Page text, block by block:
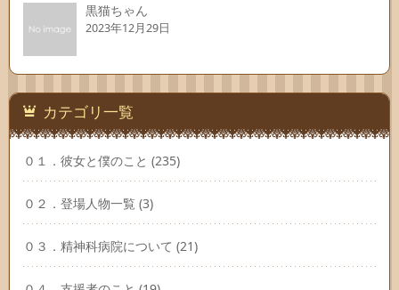
黒猫ちゃん
2023年12月29日
カテゴリ一覧
０１．彼女と僕のこと (235)
０２．登場人物一覧 (3)
０３．精神科病院について (21)